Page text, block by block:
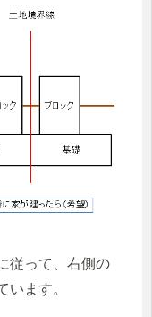
従って、右側の
います。